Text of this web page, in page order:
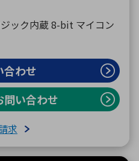
ック内蔵 8-bit マイコン
合わせ
問い合わせ
求